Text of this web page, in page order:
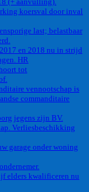
koersval door inval
last; belastbaar
en 2018 nu in strijd
HR
tot
vennootschap is
commanditaire
jegens zijn BV.
Verliesbeschikking
garage onder woning
elders kwalificeren nu